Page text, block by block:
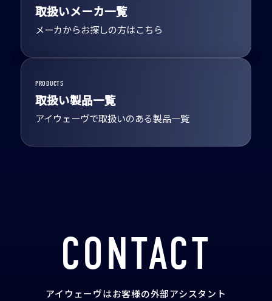
取扱いメーカ一覧
メーカからお探しの方はこちら
PRODUCTS
取扱い製品一覧
アイウェーヴで取扱いのある製品一覧
CONTACT
アイウェーヴはお客様の外部アシスタント